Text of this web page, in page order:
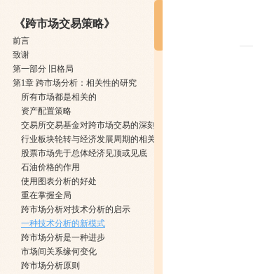
《跨市场交易策略》
前言
致谢
第一部分 旧格局
第1章 跨市场分析：相关性的研究
所有市场都是相关的
资产配置策略
交易所交易基金对跨市场交易的深刻变革
行业板块轮转与经济发展周期的相关性分析
股票市场先于总体经济见顶或见底
石油价格的作用
使用图表分析的好处
重在掌握全局
跨市场分析对技术分析的启示
一种技术分析的新模式
跨市场分析是一种进步
市场间关系缘何变化
跨市场分析原则